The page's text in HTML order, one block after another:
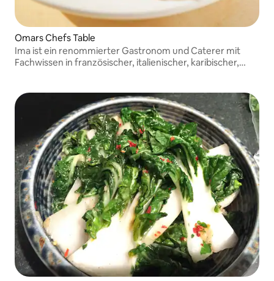
Omars Chefs Table
Ima ist ein renommierter Gastronom und Caterer mit
Fachwissen in französischer, italienischer, karibischer,
Leidenschaft verbindet